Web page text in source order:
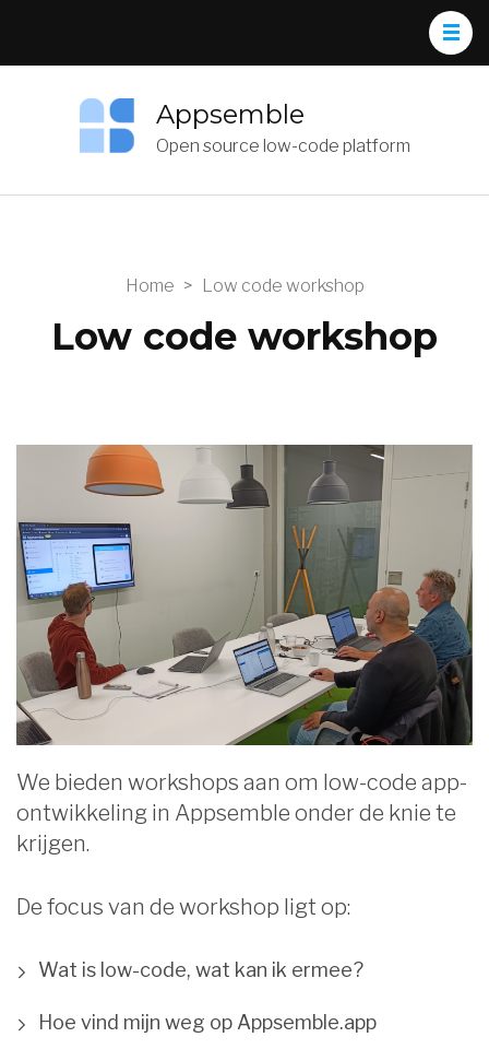
Appsemble
Open source low-code platform
Home > Low code workshop
Low code workshop
We bieden workshops aan om low-code app-
ontwikkeling in Appsemble onder de knie te
krijgen.
De focus van de workshop ligt op:
Wat is low-code, wat kan ik ermee?
Hoe vind mijn weg op Appsemble.app